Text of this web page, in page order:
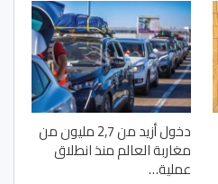
دخول أزيد من 2,7 مليون من
مغاربة العالم منذ انطلاق
عملية…